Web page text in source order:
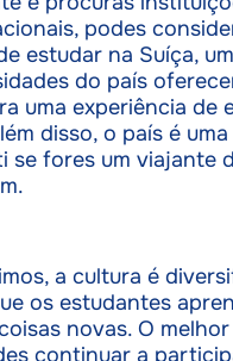
podes
estudar na Suíça,
do país
uma experiência de
disso, o país é
se fores um viajante
a cultura é
os estudantes
novas. O
continuar a